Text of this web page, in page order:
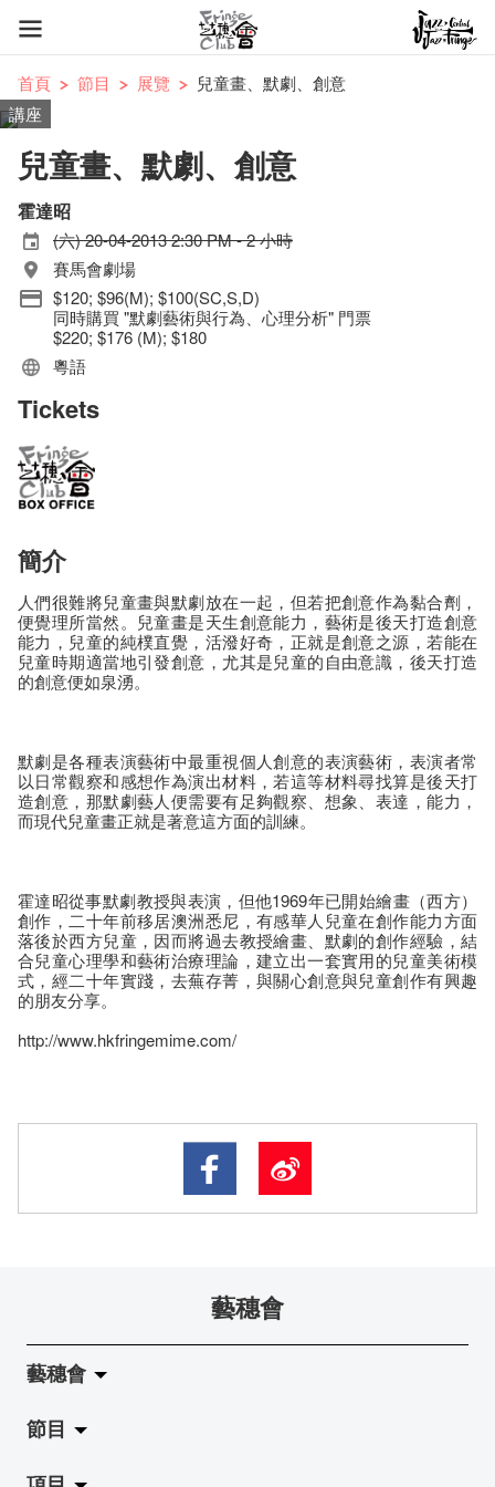
首頁 節目 展覽
兒童畫、默劇、創意
講座
兒童畫、默劇、創意
霍達昭
(六) 20-04-2013 2:30 PM - 2 小時
賽馬會劇場
$120; $96(M); $100(SC,S,D)
同時購買 "默劇藝術與行為、心理分析" 門票
$220; $176 (M); $180
粵語
Tickets
簡介
人們很難將兒童畫與默劇放在一起，但若把創意作為黏合劑，
便覺理所當然。兒童畫是天生創意能力，藝術是後天打造創意
能力，兒童的純樸直覺，活潑好奇，正就是創意之源，若能在
兒童時期適當地引發創意，尤其是兒童的自由意識，後天打造
的創意便如泉湧。
默劇是各種表演藝術中最重視個人創意的表演藝術，表演者常
以日常觀察和感想作為演出材料，若這等材料尋找算是後天打
造創意，那默劇藝人便需要有足夠觀察、想象、表達，能力，
而現代兒童畫正就是著意這方面的訓練。
霍達昭從事默劇教授與表演，但他1969年已開始繪畫（西方）
創作，二十年前移居澳洲悉尼，有感華人兒童在創作能力方面
落後於西方兒童，因而將過去教授繪畫、默劇的創作經驗，結
合兒童心理學和藝術治療理論，建立出一套實用的兒童美術模
式，經二十年實踐，去蕪存菁，與關心創意與兒童創作有興趣
的朋友分享。
http://www.hkfringemime.com/
藝穗會
藝穗會
關於藝穗會
節目